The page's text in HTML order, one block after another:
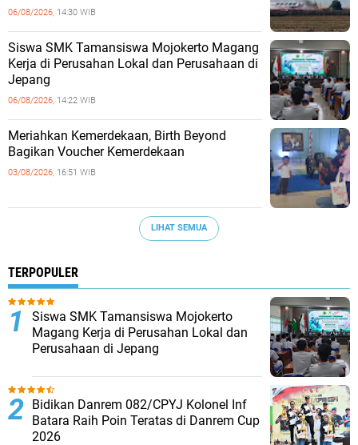
06/08/2026, 14:30 WIB
Siswa SMK Tamansiswa Mojokerto Magang
Kerja di Perusahan Lokal dan Perusahaan di
Jepang
06/08/2026, 14:22 WIB
Meriahkan Kemerdekaan, Birth Beyond
Bagikan Voucher Kemerdekaan
03/08/2026, 16:51 WIB
LIHAT SEMUA
TERPOPULER
Siswa SMK Tamansiswa Mojokerto
Magang Kerja di Perusahan Lokal dan
Perusahaan di Jepang
Bidikan Danrem 082/CPYJ Kolonel Inf
Batara Raih Poin Teratas di Danrem Cup
2026